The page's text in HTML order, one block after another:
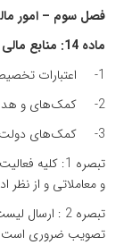
فصل سوم – امور
ماده 14: منابع مالی
1- اعتبارات تخصیص یافته از سوی جهاددانشگاهی
2- کمک‌های و هدایای مردمی
3- کمک‌های دولت، سازمانهای و نهادها
تبصره 1: کلیه
و معاملاتی و از نظر
تبصره 2 :
تصویب ضروری